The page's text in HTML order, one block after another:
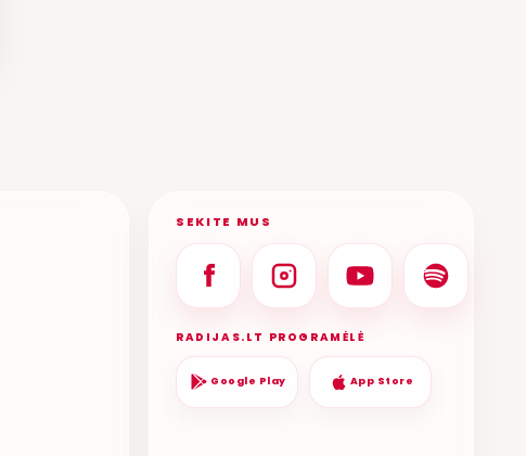
SEKITE MUS
RADIJAS.LT PROGRAMĖLĖ
Google Play App Store